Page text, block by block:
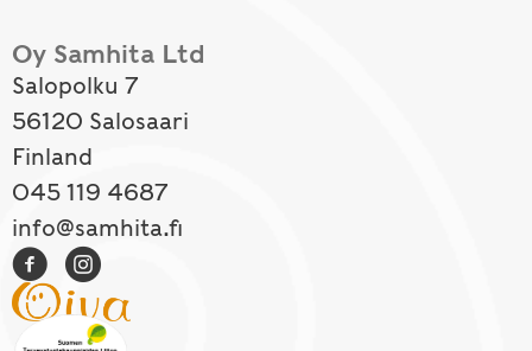
Oy Samhita Ltd
Salopolku 7
56120 Salosaari
Finland
045 119 4687
info@samhita.fi